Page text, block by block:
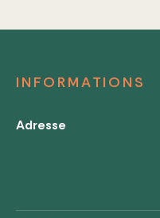
INFORMATIONS
Adresse